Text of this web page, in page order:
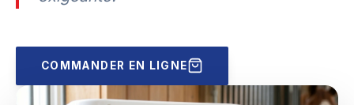
COMMANDER EN LIGNE